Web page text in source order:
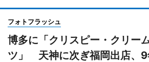
フォトフラッシュ
博多に「クリスピー・クリー
ツ」 天神に次ぎ福岡出店、9